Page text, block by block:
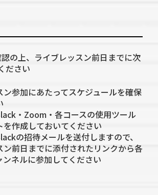
の上、ライブレッスン前日までに次
ださい
ン参加にあたってスケジュールを確保
・Zoom・各コースの使用ツール
を作成しておいてください
の招待メールを送付しますので、
ン前日までに添付されたリンクから各
ンネルに参加してください